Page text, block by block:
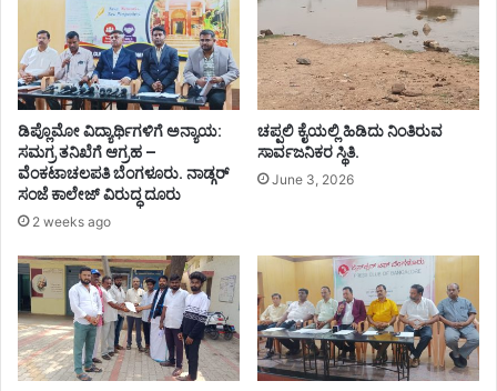
ಡಿಪ್ಲೊಮೋ ವಿದ್ಯಾರ್ಥಿಗಳಿಗೆ ಅನ್ಯಾಯ:
ಸಮಗ್ರ ತನಿಖೆಗೆ ಆಗ್ರಹ –
ವೆಂಕಟಾಚಲಪತಿ ಬೆಂಗಳೂರು. ನಾಡ್ಗರ್
ಸಂಜೆ ಕಾಲೇಜ್ ವಿರುದ್ಧ ದೂರು
2 weeks ago
ಚಪ್ಪಲಿ ಕೈಯಲ್ಲಿ ಹಿಡಿದು ನಿಂತಿರುವ
ಸಾರ್ವಜನಿಕರ ಸ್ಥಿತಿ.
June 3, 2026